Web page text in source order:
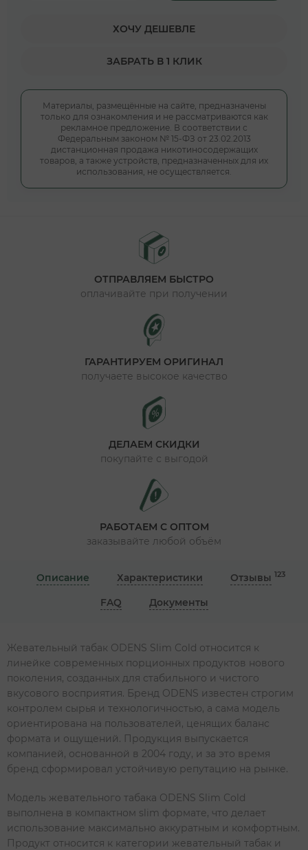
ХОЧУ ДЕШЕВЛЕ
ЗАБРАТЬ В 1 КЛИК
Материалы, размещённые на сайте, предназначены
только для ознакомления и не рассматриваются как
рекламное предложение. В соответствии с
Федеральным законом № 15-ФЗ от 23.02.2013
дистанционная продажа никотиносодержащих
товаров, а также устройств, предназначенных для их
использования, не осуществляется.
ОТПРАВЛЯЕМ БЫСТРО
оплачивайте при получении
ГАРАНТИРУЕМ ОРИГИНАЛ
получаете высокое качество
ДЕЛАЕМ СКИДКИ
покупайте с выгодой
РАБОТАЕМ С ОПТОМ
заказывайте любой объём
Описание Характеристики Отзывы 123
FAQ Документы
Жевательный табак ODENS Slim Cold относится к
линейке современных порционных продуктов нового
поколения, созданных для стабильного и чистого
вкусового восприятия. Бренд ODENS известен строгим
контролем сырья и технологичностью, а сама модель
ориентирована на пользователей, ценящих баланс
формата и ощущений. Продукция выпускается
компанией, основанной в 2004 году, и за это время
бренд сформировал устойчивую репутацию на рынке.
Модель жевательного табака ODENS Slim Cold
выполнена в компактном slim формате, что делает
использование максимально аккуратным и комфортным.
Продукт относится к категории жевательный табак и